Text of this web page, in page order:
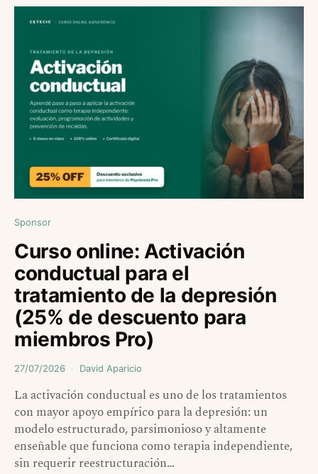
Sponsor
Curso online: Activación
conductual para el
tratamiento de la depresión
(25% de descuento para
miembros Pro)
27/07/2026 David Aparicio
La activación conductual es uno de los tratamientos
con mayor apoyo empírico para la depresión: un
modelo estructurado, parsimonioso y altamente
enseñable que funciona como terapia independiente,
sin requerir reestructuración…